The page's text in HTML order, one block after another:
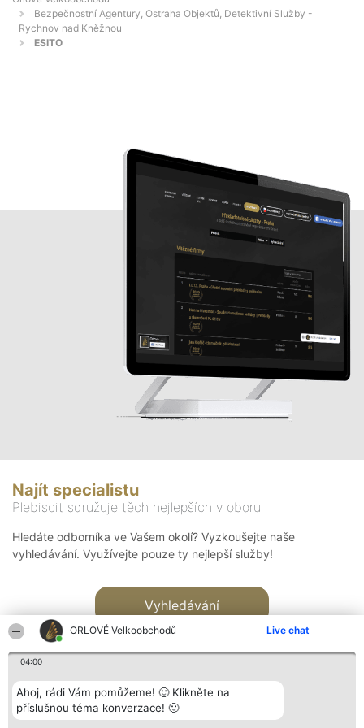
ORLOVÉ Velkoobchodů Live chat
04:00
Ahoj, rádi Vám pomůžeme! 🙂 Klikněte na
příslušnou téma konverzace! 🙂
Bezpečnostní Agentury, Ostraha Objektů, Detektivní Služby -
Rychnov nad Kněžnou
ESITO
Najít specialistu
Plebiscit sdružuje těch nejlepších v oboru
Hledáte odborníka ve Vašem okolí? Vyzkoušejte naše
vyhledávání. Využívejte pouze ty nejlepší služby!
Vyhledávání